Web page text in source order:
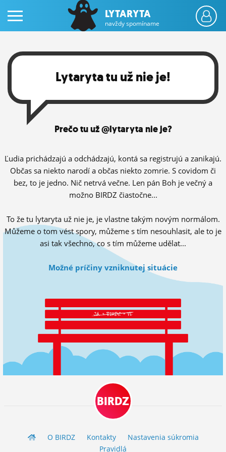
PRIHLÁS SA
ČINŽIAK
FÓRUM
STATUSY
BLOGY
OBRÁZKY
ĽUDIA
ROLETA
LYTARYTA
navždy spomíname
Lytaryta tu už nie je!
Prečo tu už @lytaryta nie je?
Ľudia prichádzajú a odchádzajú, kontá sa registrujú a zanikajú.
Občas sa niekto narodí a občas niekto zomrie. S covidom či
bez, to je jedno. Nič netrvá večne. Len pán Boh je večný a
možno BIRDZ čiastočne...
To že tu lytaryta už nie je, je vlastne takým novým normálom.
Můžeme o tom vést spory, můžeme s tím nesouhlasit, ale to je
asi tak všechno, co s tím můžeme udělat...
Možné príčiny vzniknutej situácie
BIRDZ
O BIRDZ Kontakty
Nastavenia súkromia
Pravidlá